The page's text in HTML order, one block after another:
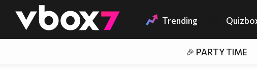
👾 Trending
🎉 PARTY TIME